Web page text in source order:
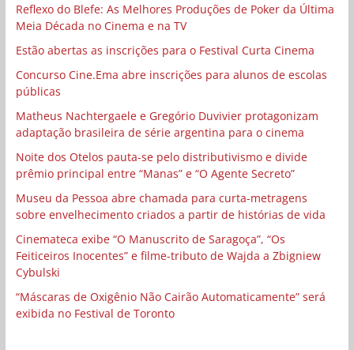
Reflexo do Blefe: As Melhores Produções de Poker da Última
Meia Década no Cinema e na TV
Estão abertas as inscrições para o Festival Curta Cinema
Concurso Cine.Ema abre inscrições para alunos de escolas
públicas
Matheus Nachtergaele e Gregório Duvivier protagonizam
adaptação brasileira de série argentina para o cinema
Noite dos Otelos pauta-se pelo distributivismo e divide
prêmio principal entre “Manas” e “O Agente Secreto”
Museu da Pessoa abre chamada para curta-metragens
sobre envelhecimento criados a partir de histórias de vida
Cinemateca exibe “O Manuscrito de Saragoça”, “Os
Feiticeiros Inocentes” e filme-tributo de Wajda a Zbigniew
Cybulski
“Máscaras de Oxigênio Não Cairão Automaticamente” será
exibida no Festival de Toronto